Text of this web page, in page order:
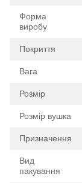
Форма
виробу
Покриття
Вага
Розмір
Розмір вушка
Призначення
Вид
пакування